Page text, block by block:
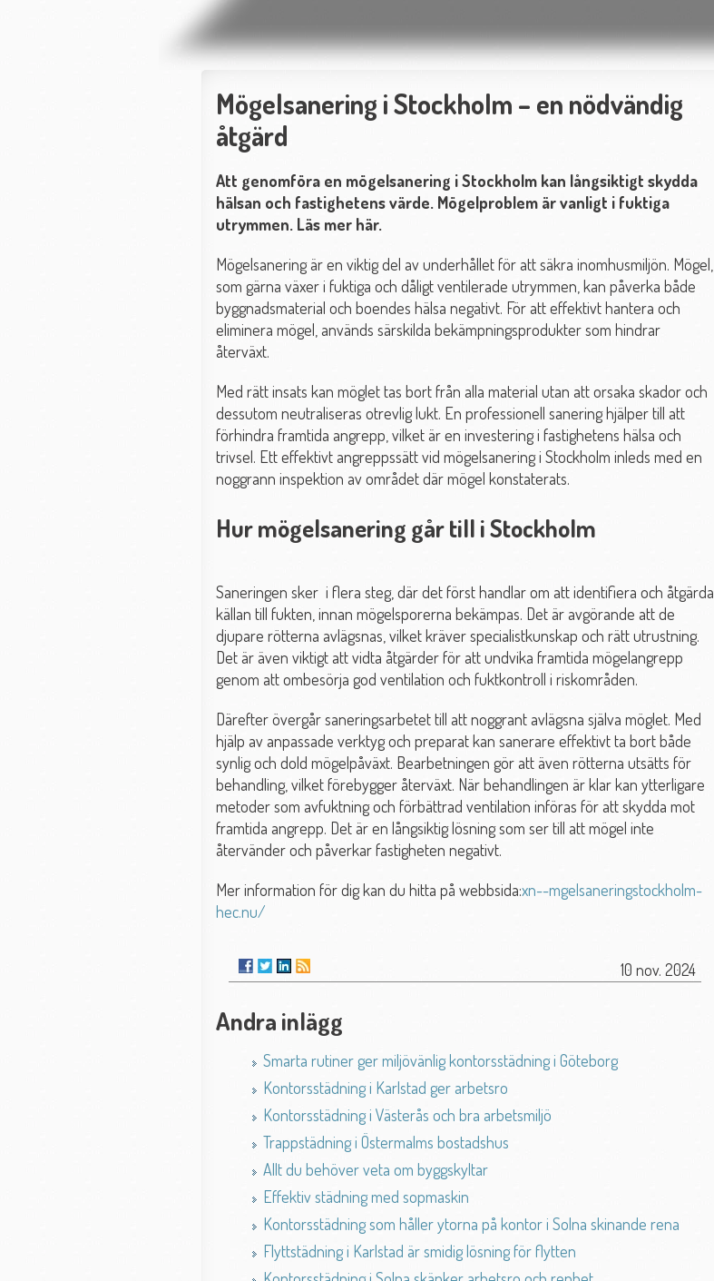
Mögelsanering i Stockholm – en nödvändig
åtgärd
Att genomföra en mögelsanering i Stockholm kan långsiktigt skydda
hälsan och fastighetens värde. Mögelproblem är vanligt i fuktiga
utrymmen. Läs mer här.
Mögelsanering är en viktig del av underhållet för att säkra inomhusmiljön. Mögel,
som gärna växer i fuktiga och dåligt ventilerade utrymmen, kan påverka både
byggnadsmaterial och boendes hälsa negativt. För att effektivt hantera och
eliminera mögel, används särskilda bekämpningsprodukter som hindrar
återväxt.
Med rätt insats kan möglet tas bort från alla material utan att orsaka skador och
dessutom neutraliseras otrevlig lukt. En professionell sanering hjälper till att
förhindra framtida angrepp, vilket är en investering i fastighetens hälsa och
trivsel. Ett effektivt angreppssätt vid mögelsanering i Stockholm inleds med en
noggrann inspektion av området där mögel konstaterats.
Hur mögelsanering går till i Stockholm
Saneringen sker i flera steg, där det först handlar om att identifiera och åtgärda
källan till fukten, innan mögelsporerna bekämpas. Det är avgörande att de
djupare rötterna avlägsnas, vilket kräver specialistkunskap och rätt utrustning.
Det är även viktigt att vidta åtgärder för att undvika framtida mögelangrepp
genom att ombesörja god ventilation och fuktkontroll i riskområden.
Därefter övergår saneringsarbetet till att noggrant avlägsna själva möglet. Med
hjälp av anpassade verktyg och preparat kan sanerare effektivt ta bort både
synlig och dold mögelpåväxt. Bearbetningen gör att även rötterna utsätts för
behandling, vilket förebygger återväxt. När behandlingen är klar kan ytterligare
metoder som avfuktning och förbättrad ventilation införas för att skydda mot
framtida angrepp. Det är en långsiktig lösning som ser till att mögel inte
återvänder och påverkar fastigheten negativt.
Mer information för dig kan du hitta på webbsida:xn--mgelsaneringstockholm-
hec.nu/
10 nov. 2024
Andra inlägg
Smarta rutiner ger miljövänlig kontorsstädning i Göteborg
Kontorsstädning i Karlstad ger arbetsro
Kontorsstädning i Västerås och bra arbetsmiljö
Trappstädning i Östermalms bostadshus
Allt du behöver veta om byggskyltar
Effektiv städning med sopmaskin
Kontorsstädning som håller ytorna på kontor i Solna skinande rena
Flyttstädning i Karlstad är smidig lösning för flytten